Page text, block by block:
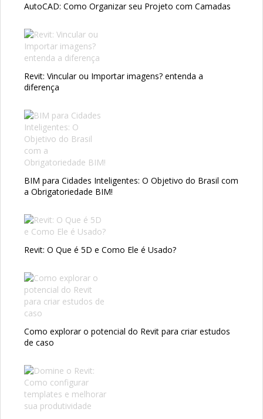
AutoCAD: Como Organizar seu Projeto com Camadas
Revit: Vincular ou Importar imagens? entenda a
diferença
BIM para Cidades Inteligentes: O Objetivo do Brasil com
a Obrigatoriedade BIM!
Revit: O Que é 5D e Como Ele é Usado?
Como explorar o potencial do Revit para criar estudos
de caso